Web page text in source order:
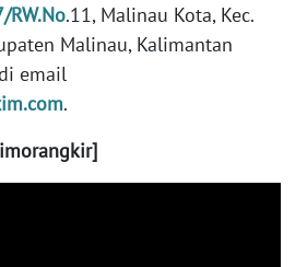
RW.No.11, Malinau Kota, Kec.
Malinau, Kalimantan
email
.